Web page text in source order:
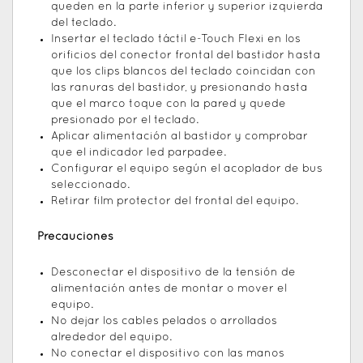
queden en la parte inferior y superior izquierda
del teclado.
Insertar el teclado táctil e-Touch Flexi en los
orificios del conector frontal del bastidor hasta
que los clips blancos del teclado coincidan con
las ranuras del bastidor, y presionando hasta
que el marco toque con la pared y quede
presionado por el teclado.
Aplicar alimentación al bastidor y comprobar
que el indicador led parpadee.
Configurar el equipo según el acoplador de bus
seleccionado.
Retirar film protector del frontal del equipo.
Precauciones
Desconectar el dispositivo de la tensión de
alimentación antes de montar o mover el
equipo.
No dejar los cables pelados o arrollados
alrededor del equipo.
No conectar el dispositivo con las manos